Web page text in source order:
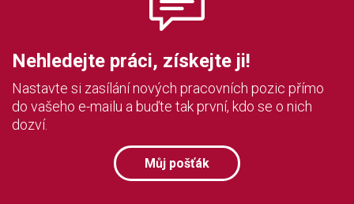
Nehledejte práci, získejte ji!
Nastavte si zasílání nových pracovních pozic přímo
do vašeho e-mailu a buďte tak první, kdo se o nich
dozví.
Můj pošťák